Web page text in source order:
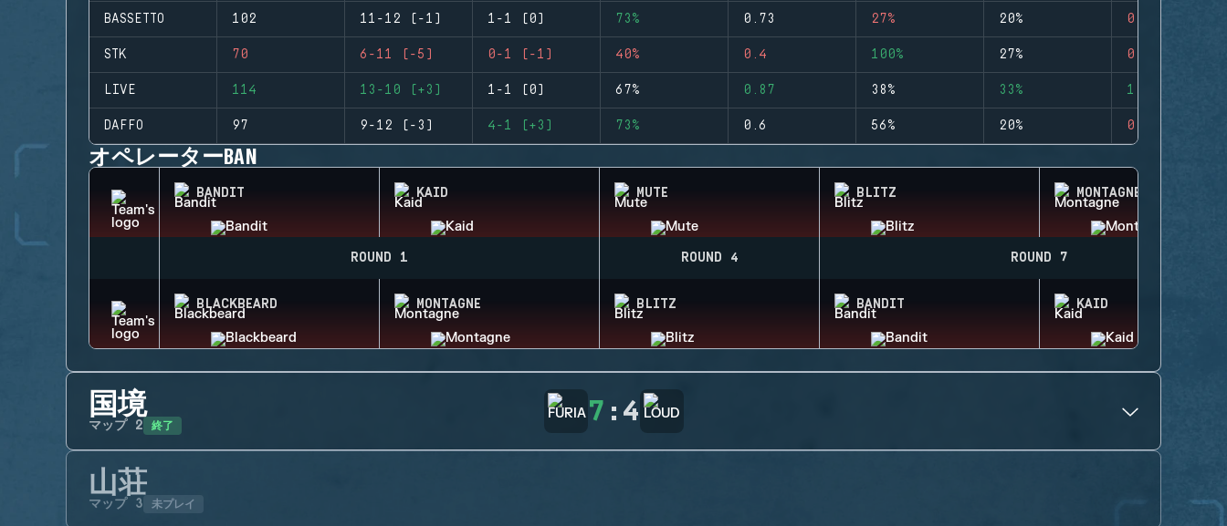
BASSETTO 102 11-12 (-1) 1-1 (0) 73% 0.73 27% 20% 0
STK 70 6-11 (-5) 0-1 (-1) 40% 0.4 100% 27% 0
LIVE 114 13-10 (+3) 1-1 (0) 67% 0.87 38% 33% 1
DAFFO 97 9-12 (-3) 4-1 (+3) 73% 0.6 56% 20% 0
オペレーターBAN
BANDIT KAID MUTE BLITZ MONTAGNE
ROUND 1 ROUND 4 ROUND 7
BLACKBEARD MONTAGNE BLITZ BANDIT KAID
国境
マップ 2 終了 7 : 4
山荘
マップ 3 未プレイ